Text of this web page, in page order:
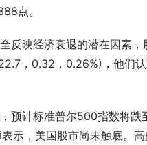
点。
反映经济衰退的潜在因素
，0.32，0.26%)，他们
预计标准普尔500指数将
示，美国股市尚未触底。